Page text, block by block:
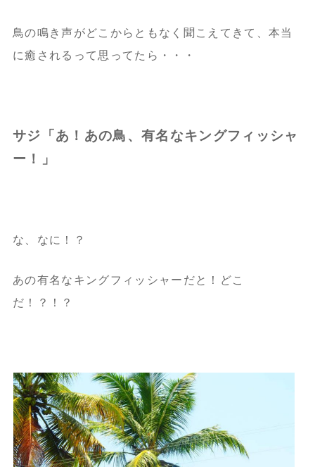
鳥の鳴き声がどこからともなく聞こえてきて、 本当
に癒されるって思ってたら・・・
サジ「あ！あの鳥、有名なキングフィッシャ
ー！」
な、なに！？
あの有名なキングフィッシャーだと！どこ
だ！？！？